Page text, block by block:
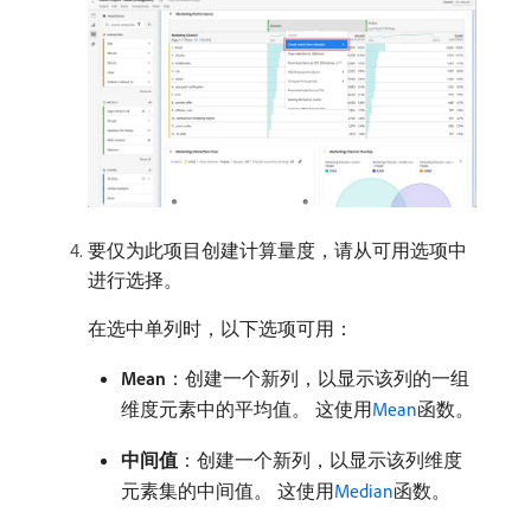
要仅为此项目创建计算量度，请从可用选项中
进行选择。
在选中单列时，以下选项可用：
Mean ：创建一个新列，以显示该列的一组
维度元素中的平均值。 这使用Mean函数。
中间值 ：创建一个新列，以显示该列维度
元素集的中间值。 这使用Median函数。